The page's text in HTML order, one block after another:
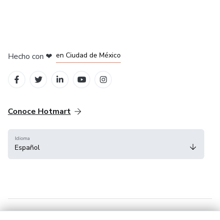
Hecho con ❤ en Ciudad de México
Conoce Hotmart
Idioma
Español